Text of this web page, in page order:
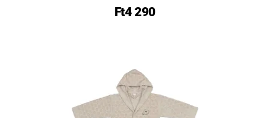
Ft4 290